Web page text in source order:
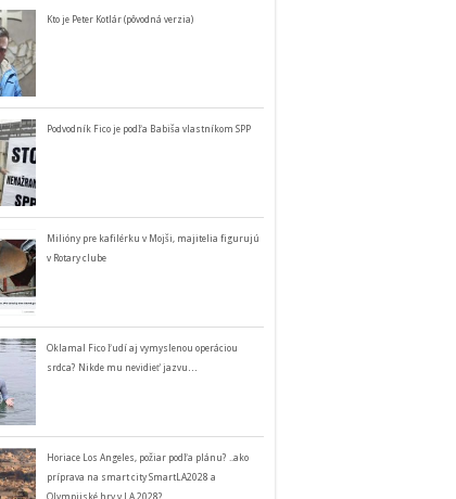
Kto je Peter Kotlár (pôvodná verzia)
Podvodník Fico je podľa Babiša vlastníkom SPP
Milióny pre kafilérku v Mojši, majitelia figurujú
v Rotary clube
Oklamal Fico ľudí aj vymyslenou operáciou
srdca? Nikde mu nevidieť jazvu…
Horiace Los Angeles, požiar podľa plánu? ..ako
príprava na smart city SmartLA2028 a